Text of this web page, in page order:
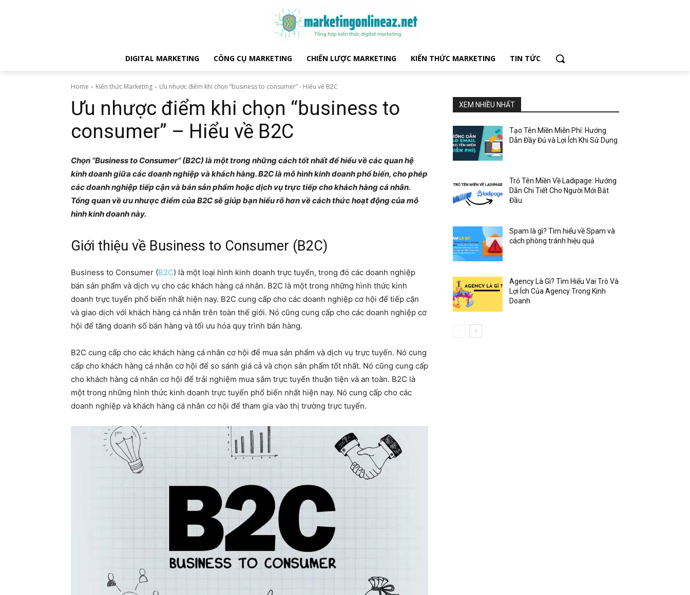
DIGITAL MARKETING CÔNG CỤ MARKETING CHIẾN LƯỢC MARKETING KIẾN THỨC MARKETING TIN TỨC
Home Kiến thức Marketing Ưu nhược điểm khi chọn “business to consumer” - Hiểu về B2C
Ưu nhược điểm khi chọn “business to
consumer” – Hiểu về B2C
Chọn “Business to Consumer” (B2C) là một trong những cách tốt nhất để hiểu về các quan hệ
kinh doanh giữa các doanh nghiệp và khách hàng. B2C là mô hình kinh doanh phổ biến, cho phép
các doanh nghiệp tiếp cận và bán sản phẩm hoặc dịch vụ trực tiếp cho khách hàng cá nhân.
Tổng quan về ưu nhược điểm của B2C sẽ giúp bạn hiểu rõ hơn về cách thức hoạt động của mô
hình kinh doanh này.
Giới thiệu về Business to Consumer (B2C)
Business to Consumer (B2C) là một loại hình kinh doanh trực tuyến, trong đó các doanh nghiệp
bán sản phẩm và dịch vụ cho các khách hàng cá nhân. B2C là một trong những hình thức kinh
doanh trực tuyến phổ biến nhất hiện nay. B2C cung cấp cho các doanh nghiệp cơ hội để tiếp cận
và giao dịch với khách hàng cá nhân trên toàn thế giới. Nó cũng cung cấp cho các doanh nghiệp cơ
hội để tăng doanh số bán hàng và tối ưu hóa quy trình bán hàng.
B2C cung cấp cho các khách hàng cá nhân cơ hội để mua sản phẩm và dịch vụ trực tuyến. Nó cung
cấp cho khách hàng cá nhân cơ hội để so sánh giá cả và chọn sản phẩm tốt nhất. Nó cũng cung cấp
cho khách hàng cá nhân cơ hội để trải nghiệm mua sắm trực tuyến thuận tiện và an toàn. B2C là
một trong những hình thức kinh doanh trực tuyến phổ biến nhất hiện nay. Nó cung cấp cho các
doanh nghiệp và khách hàng cá nhân cơ hội để tham gia vào thị trường trực tuyến.
XEM NHIỀU NHẤT
Tạo Tên Miền Miễn Phí: Hướng
Dẫn Đầy Đủ và Lợi Ích Khi Sử Dụng
Trỏ Tên Miền Về Ladipage: Hướng
Dẫn Chi Tiết Cho Người Mới Bắt
Đầu
Spam là gì? Tìm hiểu về Spam và
cách phòng tránh hiệu quả
Agency Là Gì? Tìm Hiểu Vai Trò Và
Lợi Ích Của Agency Trong Kinh
Doanh